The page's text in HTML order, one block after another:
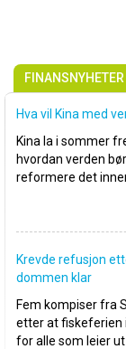
FINANSNYHETER
Hva vil Kina med
Kina la i sommer
hvordan verden
reformere det
Krevde refusjon
dommen klar
Fem kompiser fra
etter at fiskeferien
for alle som leier